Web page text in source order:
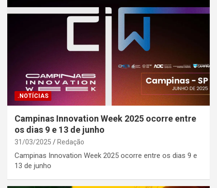
.NOTÍCIAS
Campinas Innovation Week 2025 ocorre entre
os dias 9 e 13 de junho
31/03/2025 Redação
Campinas Innovation Week 2025 ocorre entre os dias 9 e
13 de junho